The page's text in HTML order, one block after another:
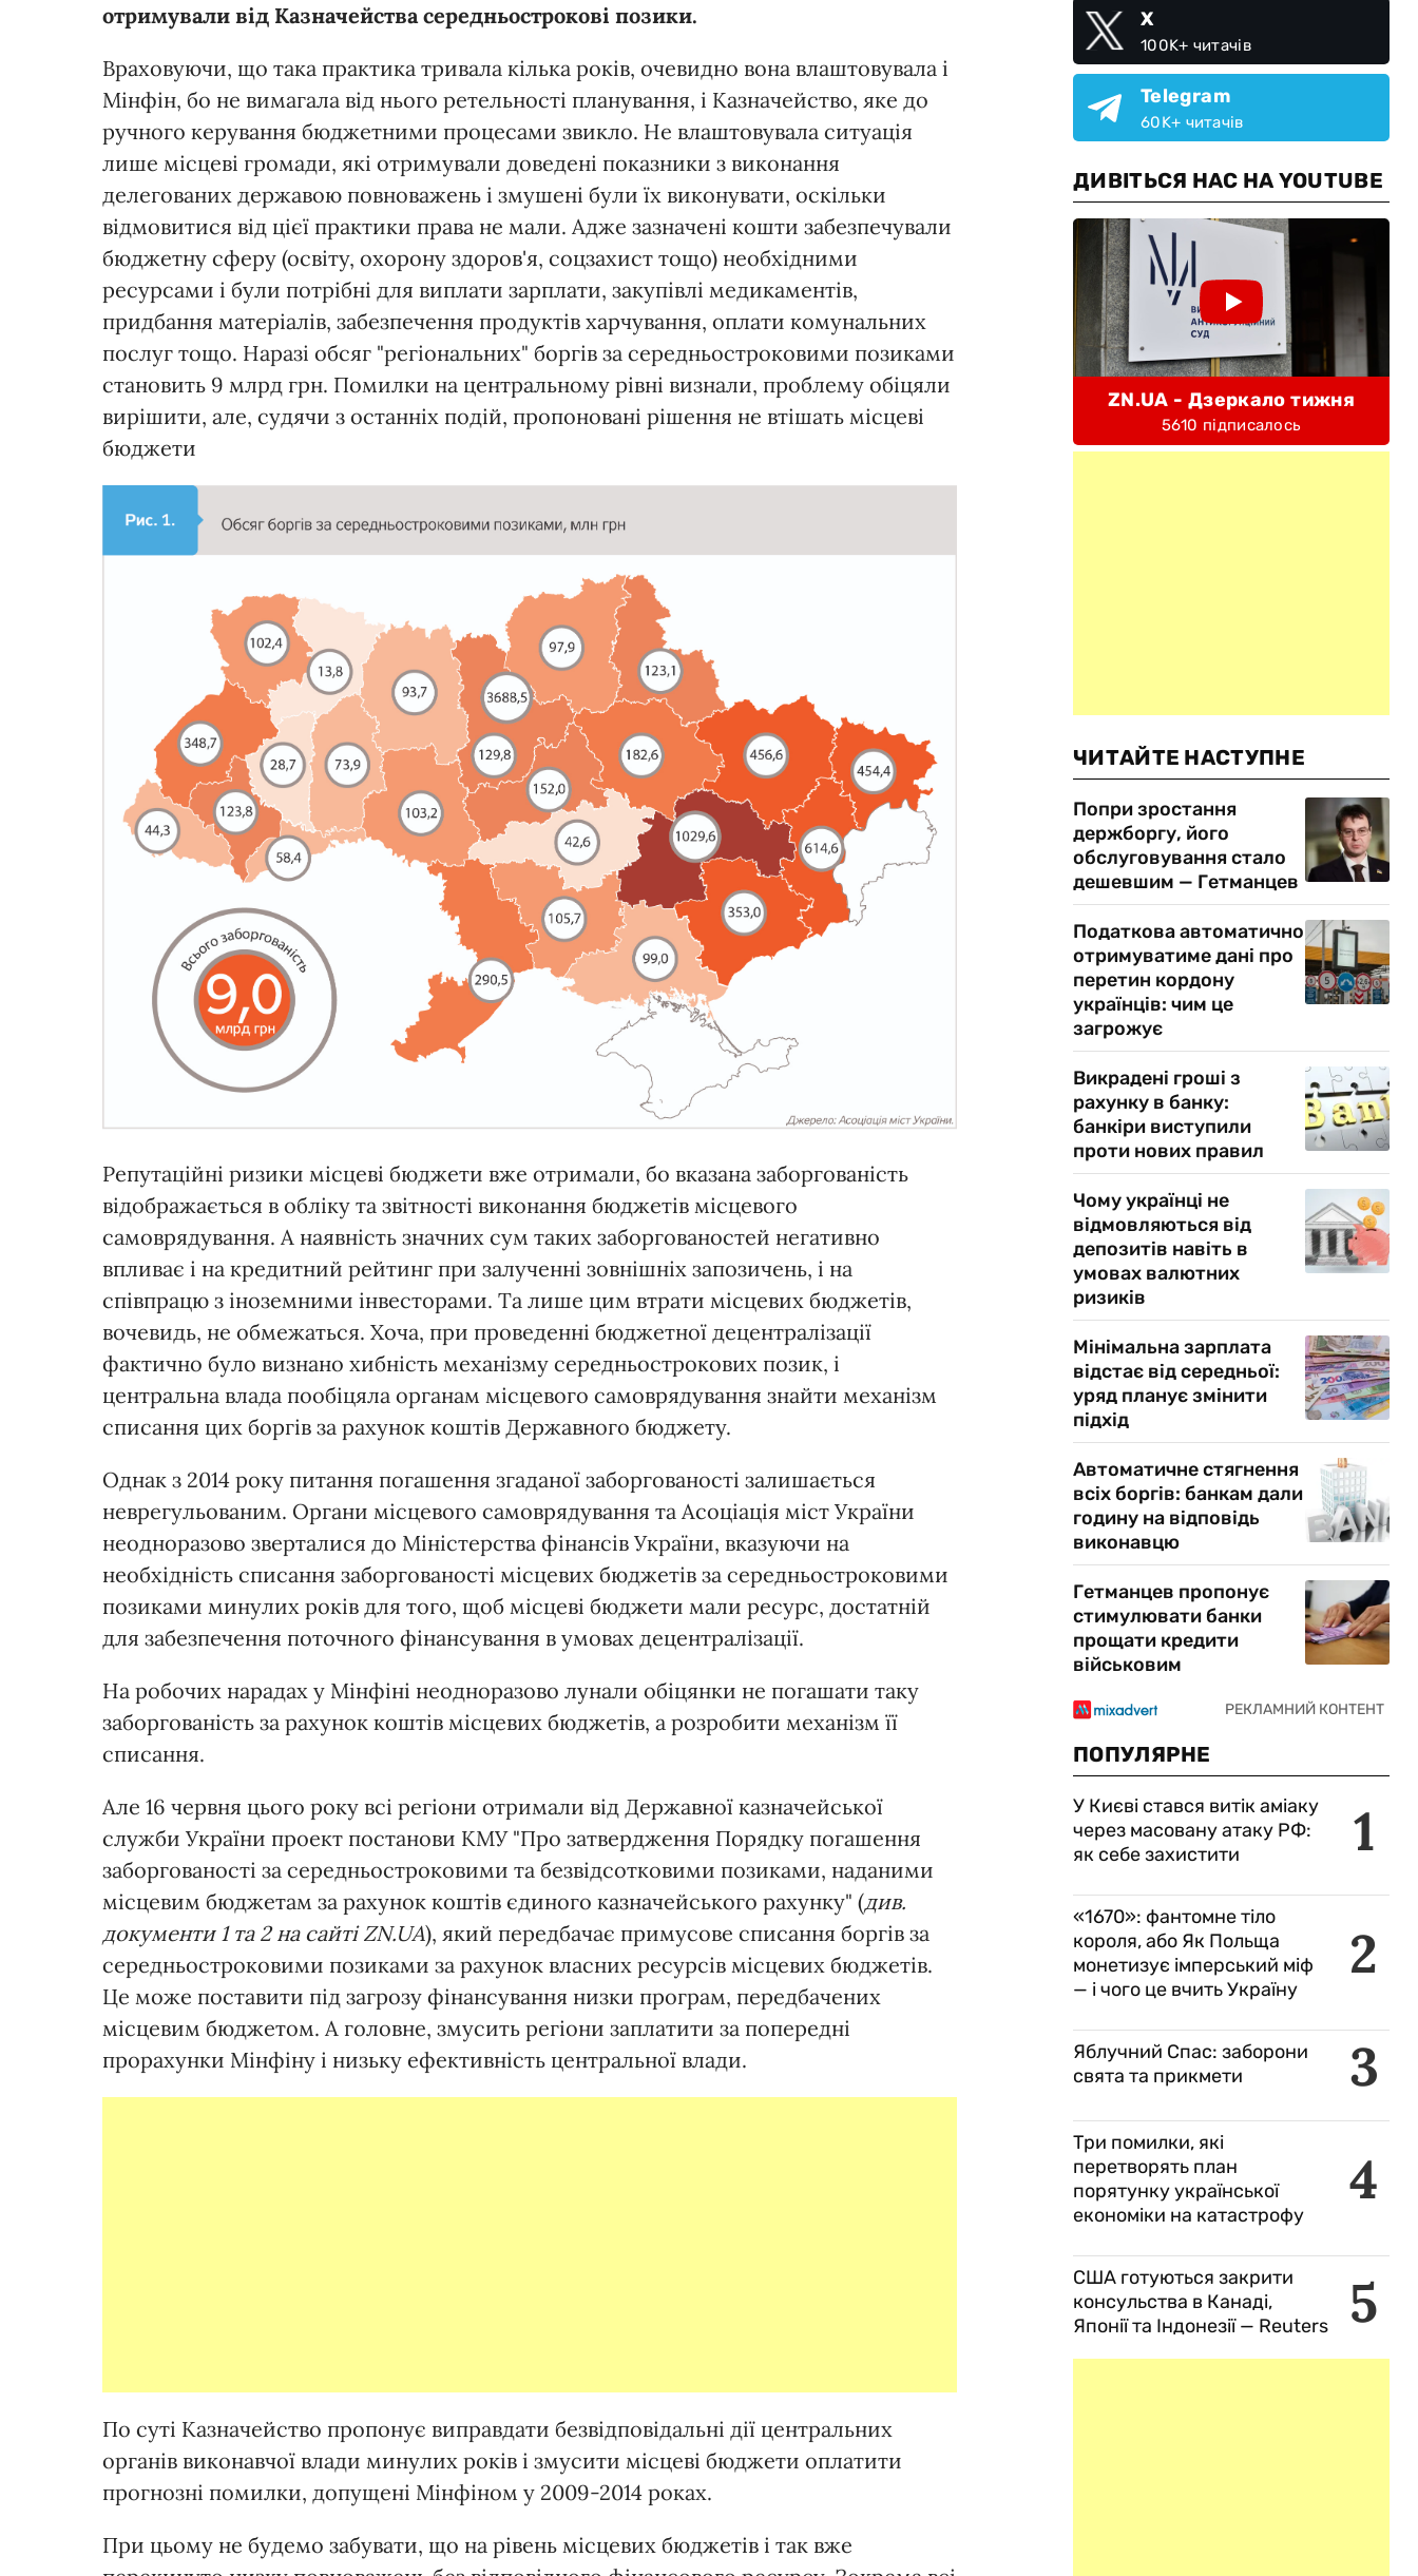
отримували від Казначейства середньострокові позики.
Враховуючи, що така практика тривала кілька років, очевидно вона влаштовувала і
Мінфін, бо не вимагала від нього ретельності планування, і Казначейство, яке до
ручного керування бюджетними процесами звикло. Не влаштовувала ситуація
лише місцеві громади, які отримували доведені показники з виконання
делегованих державою повноважень і змушені були їх виконувати, оскільки
відмовитися від цієї практики права не мали. Адже зазначені кошти забезпечували
бюджетну сферу (освіту, охорону здоров'я, соцзахист тощо) необхідними
ресурсами і були потрібні для виплати зарплати, закупівлі медикаментів,
придбання матеріалів, забезпечення продуктів харчування, оплати комунальних
послуг тощо. Наразі обсяг "регіональних" боргів за середньостроковими позиками
становить 9 млрд грн. Помилки на центральному рівні визнали, проблему обіцяли
вирішити, але, судячи з останніх подій, пропоновані рішення не втішать місцеві
бюджети
Репутаційні ризики місцеві бюджети вже отримали, бо вказана заборгованість
відображається в обліку та звітності виконання бюджетів місцевого
самоврядування. А наявність значних сум таких заборгованостей негативно
впливає і на кредитний рейтинг при залученні зовнішніх запозичень, і на
співпрацю з іноземними інвесторами. Та лише цим втрати місцевих бюджетів,
вочевидь, не обмежаться. Хоча, при проведенні бюджетної децентралізації
фактично було визнано хибність механізму середньострокових позик, і
центральна влада пообіцяла органам місцевого самоврядування знайти механізм
списання цих боргів за рахунок коштів Державного бюджету.
Однак з 2014 року питання погашення згаданої заборгованості залишається
неврегульованим. Органи місцевого самоврядування та Асоціація міст України
неодноразово зверталися до Міністерства фінансів України, вказуючи на
необхідність списання заборгованості місцевих бюджетів за середньостроковими
позиками минулих років для того, щоб місцеві бюджети мали ресурс, достатній
для забезпечення поточного фінансування в умовах децентралізації.
На робочих нарадах у Мінфіні неодноразово лунали обіцянки не погашати таку
заборгованість за рахунок коштів місцевих бюджетів, а розробити механізм її
списання.
Але 16 червня цього року всі регіони отримали від Державної казначейської
служби України проект постанови КМУ "Про затвердження Порядку погашення
заборгованості за середньостроковими та безвідсотковими позиками, наданими
місцевим бюджетам за рахунок коштів єдиного казначейського рахунку" (див.
документи 1 та 2 на сайті ZN.UA), який передбачає примусове списання боргів за
середньостроковими позиками за рахунок власних ресурсів місцевих бюджетів.
Це може поставити під загрозу фінансування низки програм, передбачених
місцевим бюджетом. А головне, змусить регіони заплатити за попередні
прорахунки Мінфіну і низьку ефективність центральної влади.
По суті Казначейство пропонує виправдати безвідповідальні дії центральних
органів виконавчої влади минулих років і змусити місцеві бюджети оплатити
прогнозні помилки, допущені Мінфіном у 2009-2014 роках.
При цьому не будемо забувати, що на рівень місцевих бюджетів і так вже
X
100K+ читачів
Telegram
60K+ читачів
ДИВІТЬСЯ НАС НА YOUTUBE
ZN.UA - Дзеркало тижня
5610 підписалось
ЧИТАЙТЕ НАСТУПНЕ
Попри зростання
держборгу, його
обслуговування стало
дешевшим — Гетманцев
Податкова автоматично
отримуватиме дані про
перетин кордону
українців: чим це
загрожує
Викрадені гроші з
рахунку в банку:
банкіри виступили
проти нових правил
Чому українці не
відмовляються від
депозитів навіть в
умовах валютних
ризиків
Мінімальна зарплата
відстає від середньої:
уряд планує змінити
підхід
Автоматичне стягнення
всіх боргів: банкам дали
годину на відповідь
виконавцю
Гетманцев пропонує
стимулювати банки
прощати кредити
військовим
ПОПУЛЯРНЕ
1
У Києві стався витік аміаку
через масовану атаку РФ:
як себе захистити
2
«1670»: фантомне тіло
короля, або Як Польща
монетизує імперський міф
— і чого це вчить Україну
3
Яблучний Спас: заборони
свята та прикмети
4
Три помилки, які
перетворять план
порятунку української
економіки на катастрофу
5
США готуються закрити
консульства в Канаді,
Японії та Індонезії — Reuters